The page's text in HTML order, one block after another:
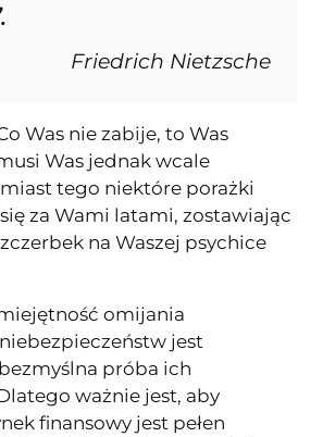
Friedrich Nietzsche
Was nie zabije, to Was
Was jednak wcale
tego niektóre porażki
za Wami latami, zostawiając
na Waszej psychice
omijania
jest
próba ich
ważnie jest, aby
finansowy jest pełen